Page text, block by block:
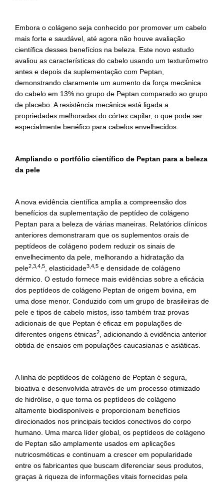
Embora o colágeno seja conhecido por promover um cabelo
mais forte e saudável, até agora não houve avaliação
científica desses benefícios na beleza. Este novo estudo
avaliou as características do cabelo usando um texturômetro
antes e depois da suplementação com Peptan,
demonstrando claramente um aumento da força mecânica
do cabelo em 13% no grupo de Peptan comparado ao grupo
de placebo. A resistência mecânica está ligada a
propriedades melhoradas do córtex capilar, o que pode ser
especialmente benéfico para cabelos envelhecidos.
Ampliando o portfólio científico de Peptan para a beleza
da pele
A nova evidência científica amplia a compreensão dos
benefícios da suplementação de peptídeo de colágeno
Peptan para a beleza de várias maneiras. Relatórios clínicos
anteriores demonstraram que os suplementos orais de
peptídeos de colágeno podem reduzir os sinais de
envelhecimento da pele, melhorando a hidratação da
pele2,3,4,5 , elasticidade3,4,5 e densidade de colágeno
dérmico. O estudo fornece mais evidências sobre a eficácia
dos peptídeos de colágeno Peptan de origem bovina, em
uma dose menor. Conduzido com um grupo de brasileiras de
pele e tipos de cabelo mistos, isso também traz provas
adicionais de que Peptan é eficaz em populações de
diferentes origens étnicas2
, adicionando à evidência anterior
obtida de ensaios em populações caucasianas e asiáticas.
A linha de peptídeos de colágeno de Peptan é segura,
bioativa e desenvolvida através de um processo otimizado
de hidrólise, o que torna os peptídeos de colágeno
altamente biodisponíveis e proporcionam benefícios
direcionados nos principais tecidos conectivos do corpo
humano. Uma marca líder global, os peptídeos de colágeno
de Peptan são amplamente usados em aplicações
nutricosméticas e continuam a crescer em popularidade
entre os fabricantes que buscam diferenciar seus produtos,
graças à riqueza de informações vitais fornecidas pela